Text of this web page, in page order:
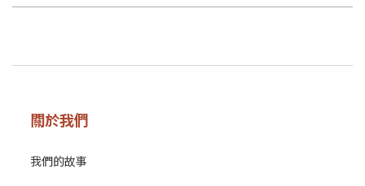
關於我們
我們的故事